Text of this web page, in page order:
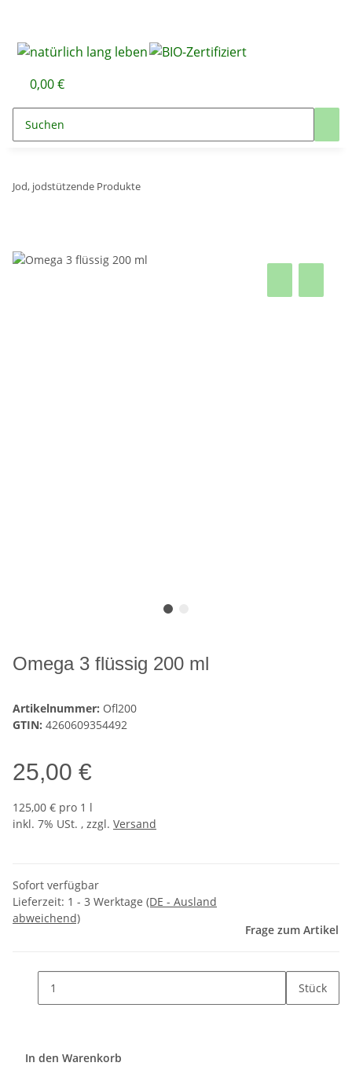
0,00 €
Jod, jodstützende Produkte
Omega 3 flüssig 200 ml
Artikelnummer: Ofl200
GTIN: 4260609354492
25,00 €
125,00 € pro 1 l
inkl. 7% USt. , zzgl. Versand
Sofort verfügbar
Lieferzeit: 1 - 3 Werktage (DE - Ausland
abweichend)
Frage zum Artikel
Stück
In den Warenkorb